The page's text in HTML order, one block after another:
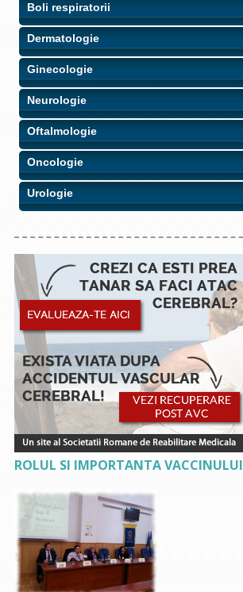
Boli respiratorii
Dermatologie
Ginecologie
Neurologie
Oftalmologie
Oncologie
Urologie
ROLUL SI IMPORTANTA VACCINULUI